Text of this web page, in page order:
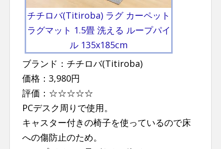
チチロバ(Titiroba) ラグ カーペット
ラグマット 1.5畳 洗える ループパイ
ル 135x185cm
ブランド：チチロバ(Titiroba)
価格：3,980円
評価：☆☆☆☆☆
PCデスク周りで使用。
キャスター付きの椅子を使っているので床
への傷防止のため。